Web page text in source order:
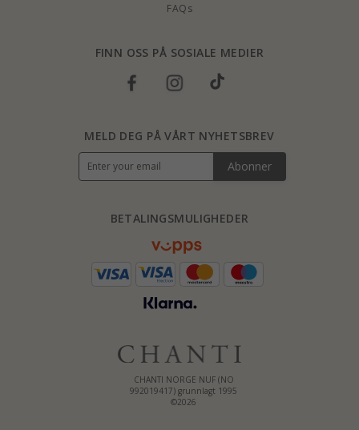
FAQs
FINN OSS PÅ SOSIALE MEDIER
CHANTI NORGE NUF (NO
992019417) grunnlagt 1995
©2026
BETALINGSMULIGHEDER
MELD DEG PÅ VÅRT NYHETSBREV
Abonner